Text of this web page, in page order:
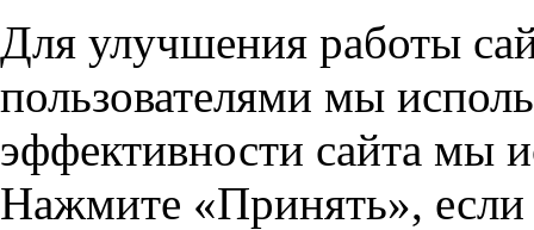
Для улучшения работы
пользователями мы
эффективности сайта мы
Нажмите «Принять», если